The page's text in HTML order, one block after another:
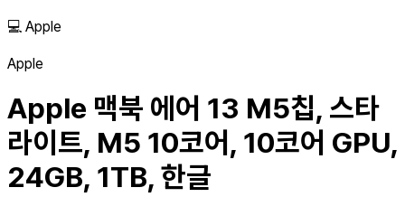
💻 Apple
Apple
Apple 맥북 에어 13 M5칩, 스타
라이트, M5 10코어, 10코어 GPU,
24GB, 1TB, 한글